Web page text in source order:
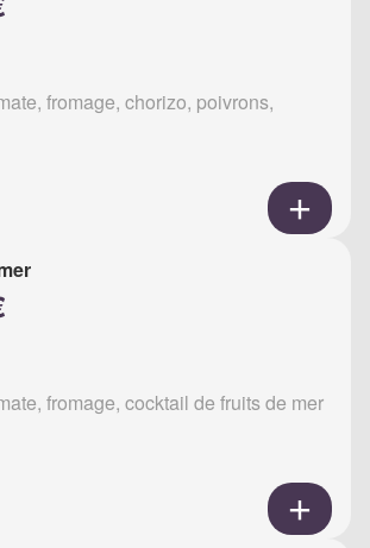
fromage, chorizo, poivrons,
fromage, cocktail de fruits de mer